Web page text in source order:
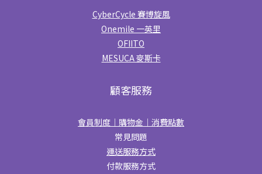
CyberCycle 賽博旋風
Onemile 一英里
OFIITO
MESUCA 麥斯卡
顧客服務
會員制度｜購物金｜消費點數
常見問題
運送服務方式
付款服務方式